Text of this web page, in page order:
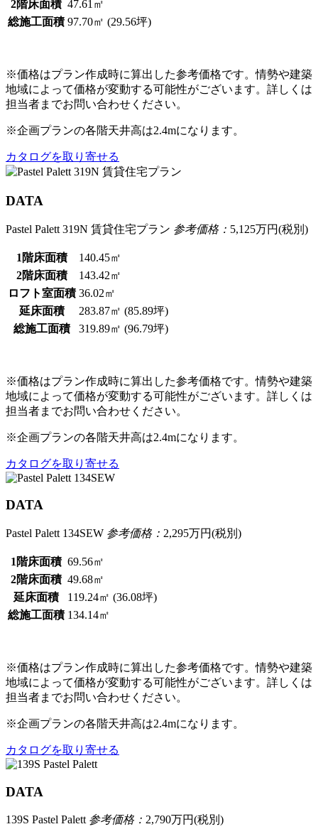
2階床面積 47.61㎡
総施工面積 97.70㎡ (29.56坪)
※価格はプラン作成時に算出した参考価格です。情勢や建築
地域によって価格が変動する可能性がございます。詳しくは
担当者までお問い合わせください。
※企画プランの各階天井高は2.4mになります。
カタログを取り寄せる
DATA
Pastel Palett 319N 賃貸住宅プラン 参考価格： 5,125万円(税別)
1階床面積
140.45㎡
2階床面積
143.42㎡
ロフト室面積 36.02㎡
延床面積
283.87㎡ (85.89坪)
総施工面積
319.89㎡ (96.79坪)
※価格はプラン作成時に算出した参考価格です。情勢や建築
地域によって価格が変動する可能性がございます。詳しくは
担当者までお問い合わせください。
※企画プランの各階天井高は2.4mになります。
カタログを取り寄せる
DATA
Pastel Palett 134SEW 参考価格： 2,295万円(税別)
1階床面積 69.56㎡
2階床面積 49.68㎡
延床面積
119.24㎡ (36.08坪)
総施工面積 134.14㎡
※価格はプラン作成時に算出した参考価格です。情勢や建築
地域によって価格が変動する可能性がございます。詳しくは
担当者までお問い合わせください。
※企画プランの各階天井高は2.4mになります。
カタログを取り寄せる
DATA
139S Pastel Palett 参考価格： 2,790万円(税別)